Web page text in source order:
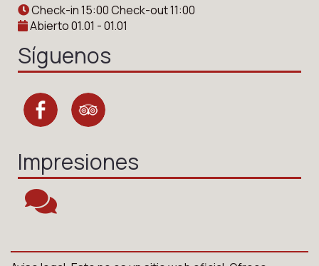
Check-in 15:00 Check-out 11:00
Abierto 01.01 - 01.01
Síguenos
Impresiones